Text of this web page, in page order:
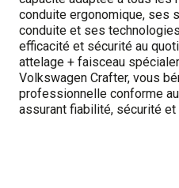
conduite ergonomique, ses
conduite et ses
efficacité et sécurité au
attelage + faisceau
Volkswagen Crafter, vous
professionnelle conforme
assurant fiabilité, sécurité